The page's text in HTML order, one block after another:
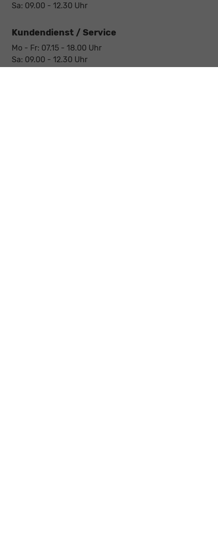
Sa: 09.00 - 12.30 Uhr
Kundendienst / Service
Mo - Fr: 07.15 - 18.00 Uhr
Sa: 09.00 - 12.30 Uhr